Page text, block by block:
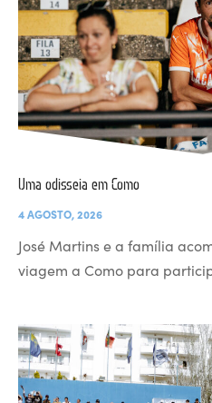
Uma odisseia em Como
4 AGOSTO, 2026
José Martins e a família
viagem a Como para